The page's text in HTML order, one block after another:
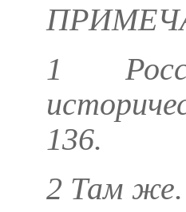
1
136.
2 Там же.